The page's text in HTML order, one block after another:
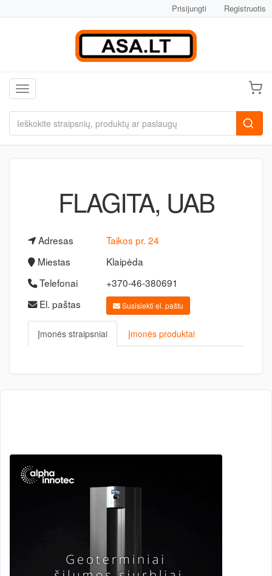
Prisijungti Registruotis
Toggle navigation
FLAGITA, UAB
Adresas
Taikos pr. 24
Miestas
Klaipėda
Telefonai
+370-46-380691
El. paštas
Susisiekti el. paštu
Įmonės straipsniai Įmonės produktai